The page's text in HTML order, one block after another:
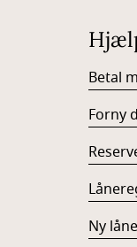
Betal
Forny
Ny